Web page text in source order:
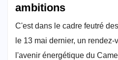
ambitions
C'est dans le cadre feutré
le 13 mai dernier, un
l'avenir énergétique du